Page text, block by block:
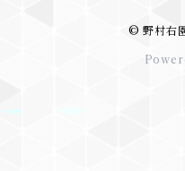
© 野村右